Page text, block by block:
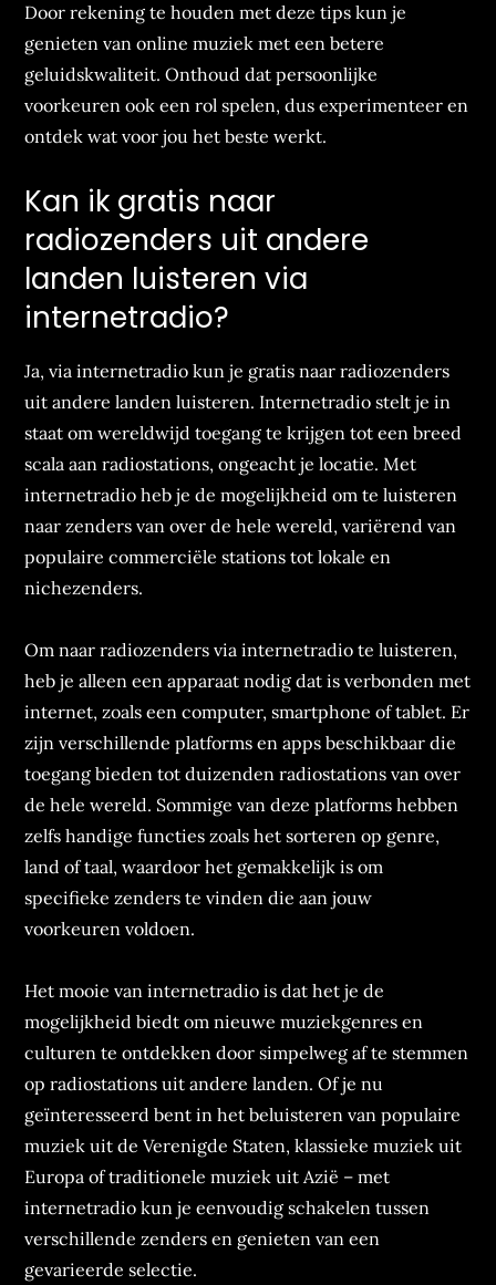
Door rekening te houden met deze tips kun je
genieten van online muziek met een betere
geluidskwaliteit. Onthoud dat persoonlijke
voorkeuren ook een rol spelen, dus experimenteer en
ontdek wat voor jou het beste werkt.
Kan ik gratis naar
radiozenders uit andere
landen luisteren via
internetradio?
Ja, via internetradio kun je gratis naar radiozenders
uit andere landen luisteren. Internetradio stelt je in
staat om wereldwijd toegang te krijgen tot een breed
scala aan radiostations, ongeacht je locatie. Met
internetradio heb je de mogelijkheid om te luisteren
naar zenders van over de hele wereld, variërend van
populaire commerciële stations tot lokale en
nichezenders.
Om naar radiozenders via internetradio te luisteren,
heb je alleen een apparaat nodig dat is verbonden met
internet, zoals een computer, smartphone of tablet. Er
zijn verschillende platforms en apps beschikbaar die
toegang bieden tot duizenden radiostations van over
de hele wereld. Sommige van deze platforms hebben
zelfs handige functies zoals het sorteren op genre,
land of taal, waardoor het gemakkelijk is om
specifieke zenders te vinden die aan jouw
voorkeuren voldoen.
Het mooie van internetradio is dat het je de
mogelijkheid biedt om nieuwe muziekgenres en
culturen te ontdekken door simpelweg af te stemmen
op radiostations uit andere landen. Of je nu
geïnteresseerd bent in het beluisteren van populaire
muziek uit de Verenigde Staten, klassieke muziek uit
Europa of traditionele muziek uit Azië – met
internetradio kun je eenvoudig schakelen tussen
verschillende zenders en genieten van een
gevarieerde selectie.